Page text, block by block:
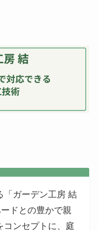
「ガーデン工房 結
ドとの豊かで親
コンセプトに、庭